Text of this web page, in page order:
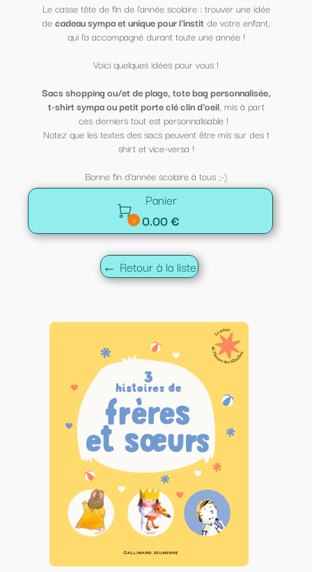
Le casse tête de fin de l'année scolaire : trouver une idée
decadeau sympa et unique pour l'institde votre enfant,
qui l'a accompagné durant toute une année !
Voici quelques idées pour vous !
Sacs shopping ou/et de plage, tote bag personnalisée,
t-shirt sympa ou petit porte clé clin d'oeil, mis à part
ces derniers tout est personnalisable !
Notez que les textes des sacs peuvent être mis sur des t
shirt et vice-versa !
Bonne fin d'année scolaire à tous ;-)

0
Panier
0.00 €
← Retour à la liste